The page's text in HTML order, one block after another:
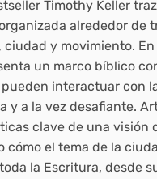
Timothy Keller
alrededor de
ciudad y movimiento.
un marco bíblico
interactuar con
y a la vez desafiante.
clave de una visión
cómo el tema de la
la Escritura, desde